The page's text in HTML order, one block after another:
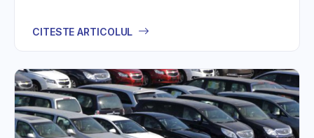
Cumpărători:
Aflǎ cum să gestionezi interacțiunile cu potențialii
cumpărători, inclusiv răspunsurile la întrebări frecvente și
programarea probelor de conducere.
CITESTE ARTICOLUL